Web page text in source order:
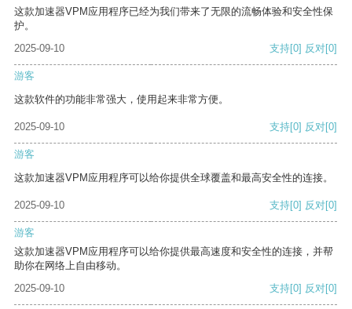
这款加速器VPM应用程序已经为我们带来了无限的流畅体验和安全性保
护。
2025-09-10
支持[0] 反对[0]
游客
这款软件的功能非常强大，使用起来非常方便。
2025-09-10 支持[0] 反对[0]
游客
这款加速器VPM应用程序可以给你提供全球覆盖和最高安全性的连接。
2025-09-10 支持[0] 反对[0]
游客
这款加速器VPM应用程序可以给你提供最高速度和安全性的连接，并帮
助你在网络上自由移动。
2025-09-10
支持[0] 反对[0]